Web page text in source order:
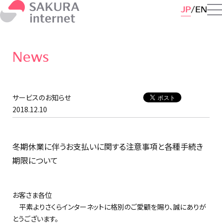
JP EN
News
サービスのお知らせ
2018.12.10
冬期休業に伴うお支払いに関する注意事項と各種手続き
期限について
お客さま各位
平素よりさくらインターネットに格別のご愛顧を賜り、誠にありが
とうございます。